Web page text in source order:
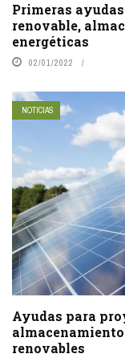
Primeras
renovable,
energéticas
02/01/2022
NOTICIAS
Ayudas para
renovables